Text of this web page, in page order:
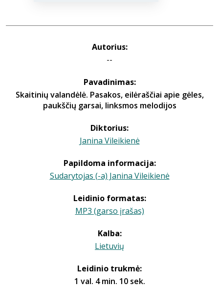
Autorius:
--
Pavadinimas:
Skaitinių valandėlė. Pasakos, eilėraščiai apie gėles,
paukščių garsai, linksmos melodijos
Diktorius:
Janina Vileikienė
Papildoma informacija:
Sudarytojas (-a) Janina Vileikienė
Leidinio formatas:
MP3 (garso įrašas)
Kalba:
Lietuvių
Leidinio trukmė:
1 val. 4 min. 10 sek.